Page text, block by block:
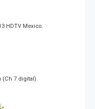
HDTV Mexico.
(Ch 7 digital)